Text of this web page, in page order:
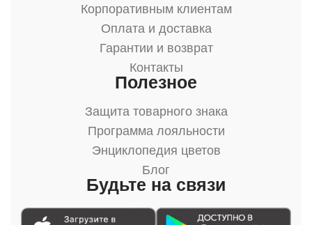
Корпоративным клиентам
Оплата и доставка
Гарантии и возврат
Контакты
Полезное
Защита товарного знака
Программа лояльности
Энциклопедия цветов
Блог
Будьте на связи